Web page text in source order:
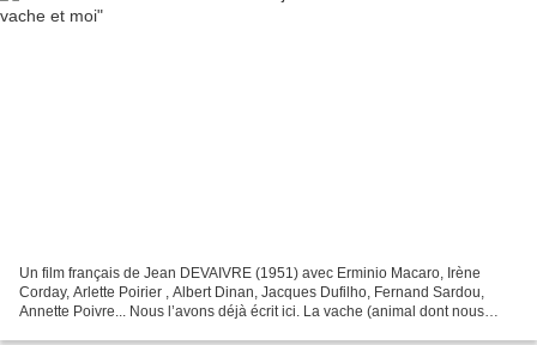
Un film français de Jean DEVAIVRE (1951) avec Erminio Macaro, Irène
Corday, Arlette Poirier , Albert Dinan, Jacques Dufilho, Fernand Sardou,
Annette Poivre... Nous l’avons déjà écrit ici. La vache (animal dont nous